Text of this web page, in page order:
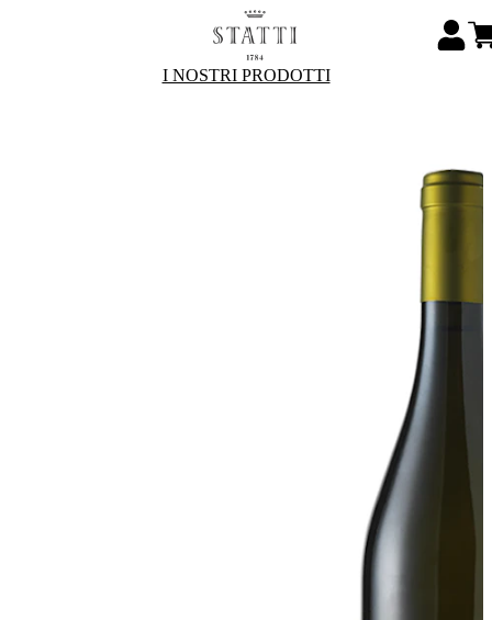
I NOSTRI PRODOTTI